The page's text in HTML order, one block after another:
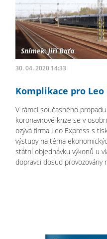
30. 04. 2020 14:33
Komplikace pro Leo
V rámci současného
koronavirové krize se v
ozývá firma Leo Express s
výstupy na téma
státní objednávku výkonů u
dopravci dosud provozovány